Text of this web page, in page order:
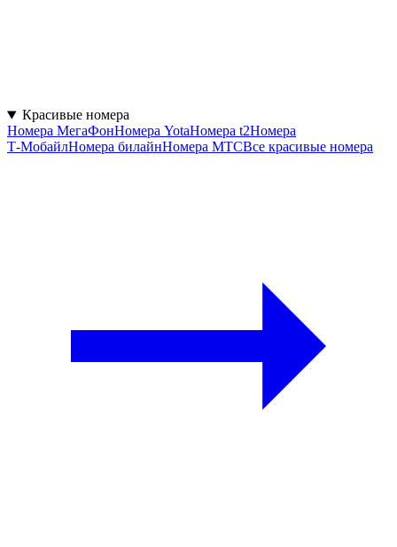
Красивые номера
Номера МегаФонНомера YotaНомера t2Номера
Т‑МобайлНомера билайнНомера МТСВсе красивые номера